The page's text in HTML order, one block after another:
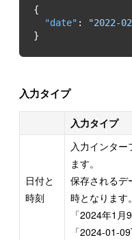
"date" :
"2022-
}
入力タイプ
入力タイプ
日付と
時刻
入力インタ
ます。
保存されるデ
時となります。
「2024年1月
「2024-01-